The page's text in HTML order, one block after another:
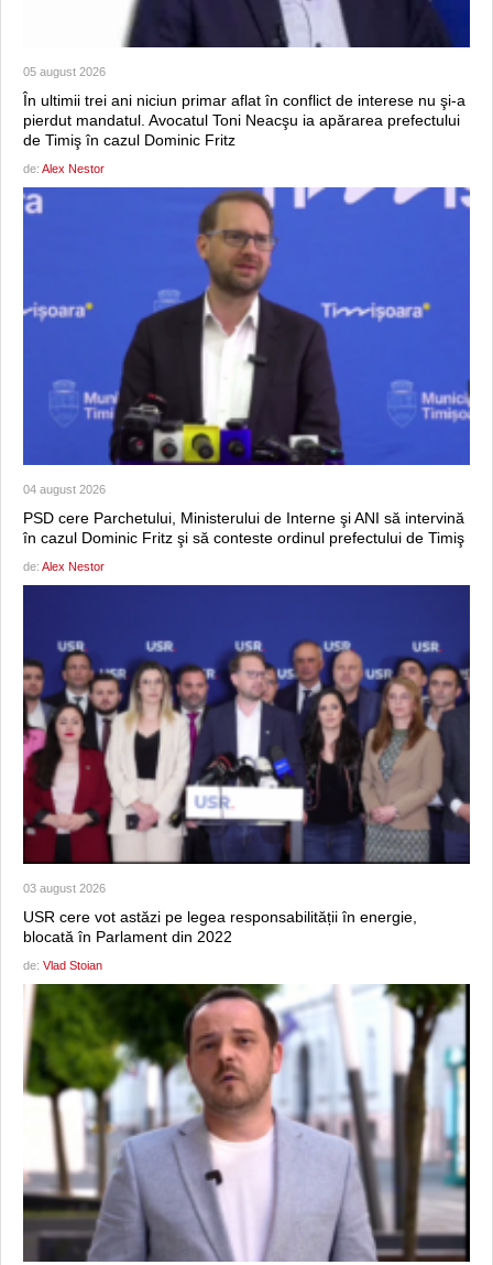
05 august 2026
În ultimii trei ani niciun primar aflat în conflict de interese nu şi-a
pierdut mandatul. Avocatul Toni Neacşu ia apărarea prefectului
de Timiş în cazul Dominic Fritz
de: Alex Nestor
04 august 2026
PSD cere Parchetului, Ministerului de Interne şi ANI să intervină
în cazul Dominic Fritz şi să conteste ordinul prefectului de Timiş
de: Alex Nestor
03 august 2026
USR cere vot astăzi pe legea responsabilității în energie,
blocată în Parlament din 2022
de: Vlad Stoian